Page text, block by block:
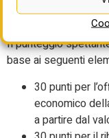
componente
Il punteggio
base ai seguenti
30 punti per
economico
a partire dal